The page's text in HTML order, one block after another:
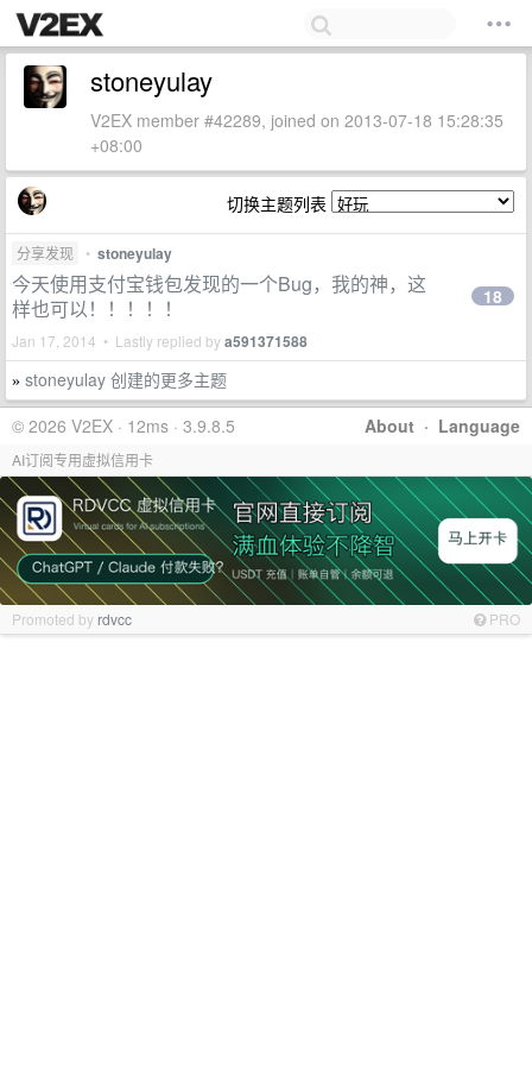
stoneyulay
V2EX member #42289, joined on 2013-07-18 15:28:35
+08:00
切换主题列表
分享发现 • stoneyulay
今天使用支付宝钱包发现的一个Bug，我的神，这
样也可以！！！！！
Jan 17, 2014 • Lastly replied bya591371588
18
» stoneyulay 创建的更多主题
About · Language
© 2026 V2EX · 12ms · 3.9.8.5
AI订阅专用虚拟信用卡
Promoted by rdvcc PRO